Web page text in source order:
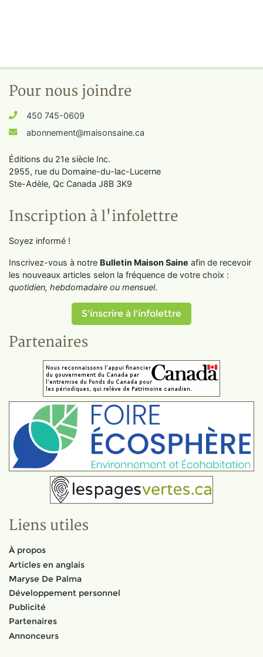
Pour nous joindre
450 745-0609
abonnement@maisonsaine.ca
Éditions du 21e siècle Inc.
2955, rue du Domaine-du-lac-Lucerne
Ste-Adèle, Qc Canada J8B 3K9
Inscription à l'infolettre
Soyez informé !
Inscrivez-vous à notre Bulletin Maison Saine afin de recevoir
les nouveaux articles selon la fréquence de votre choix :
quotidien, hebdomadaire ou mensuel.
S'inscrire à l'infolettre
Partenaires
Liens utiles
À propos
Articles en anglais
Maryse De Palma
Développement personnel
Publicité
Partenaires
Annonceurs